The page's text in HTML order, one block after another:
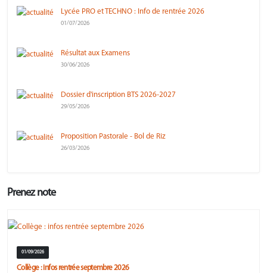
Lycée PRO et TECHNO : Info de rentrée 2026
01/07/2026
Résultat aux Examens
30/06/2026
Dossier d'inscription BTS 2026-2027
29/05/2026
Proposition Pastorale - Bol de Riz
26/03/2026
Prenez note
01/09/2026
Collège : infos rentrée septembre 2026